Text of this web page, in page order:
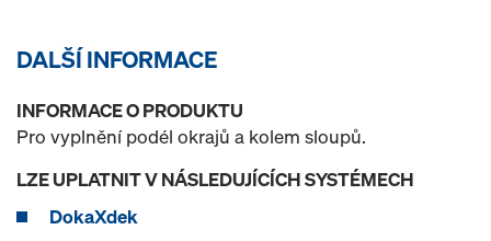
DALŠÍ INFORMACE
INFORMACE O PRODUKTU
Pro vyplnění podél okrajů a kolem sloupů.
LZE UPLATNIT V NÁSLEDUJÍCÍCH SYSTÉMECH
DokaXdek